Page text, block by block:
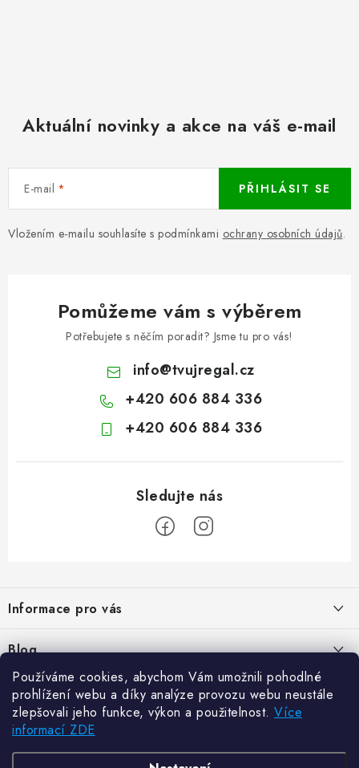
Používáme cookies, abychom Vám umožnili pohodlné
prohlížení webu a díky analýze provozu webu neustále
zlepšovali jeho funkce, výkon a použitelnost. Více
informací ZDE
Aktuální novinky a akce na váš e-mail
E-mail
Vložením e-mailu souhlasíte s podmínkami ochrany osobních údajů.
PŘIHLÁSIT SE
Pomůžeme vám s výběrem
Potřebujete s něčím poradit? Jsme tu pro vás!
info@tvujregal.cz
+420 606 884 336
+420 606 884 336
p
a
t
Informace pro vás
Kontakty
Hodnocení obchodu
Reklamace zboží
Odstoupení od kupní smlouvy
Blog
Jak vybrat poštovní schránku?
21.5.2024
Zajistěte si bohatou úrodu. Začněte s přípravou sazenic
6.3.2024
Facebook
Novinky
Zajistěte si bohatou úrodu. Začněte s přípravou sazenic